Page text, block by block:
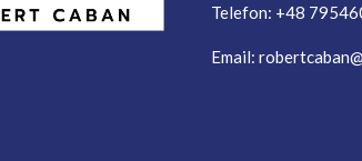
Telefon: +48
Email: